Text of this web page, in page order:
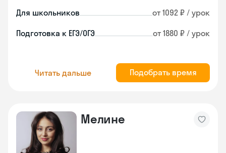
Для школьников от 1092 ₽ / урок
Подготовка к ЕГЭ/ОГЭ от 1880 ₽ / урок
Читать дальше Подобрать время
Мелине